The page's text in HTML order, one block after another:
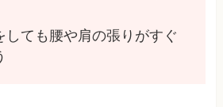
しても腰や肩の張りがすぐ